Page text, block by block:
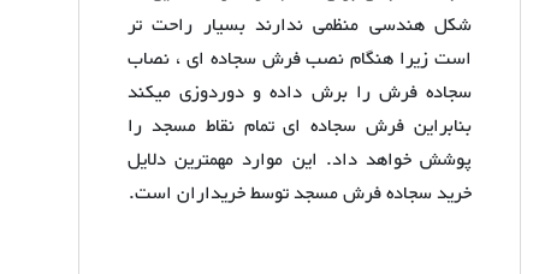
شکل هندسی منظمی ندارند بسیار راحت تر
است زیرا هنگام نصب فرش سجاده ای ، نصاب
سجاده فرش را برش داده و دوردوزی میکند
بنابراین فرش سجاده ای تمام نقاط مسجد را
پوشش خواهد داد. این موارد مهمترین دلایل
خرید سجاده فرش مسجد توسط خریداران است.